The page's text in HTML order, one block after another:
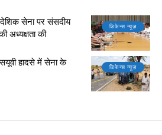
डिफेन्स न्यूज़
सेना पर संसदीय
अध्यक्षता की
डिफेन्स न्यूज़
हादसे में सेना के